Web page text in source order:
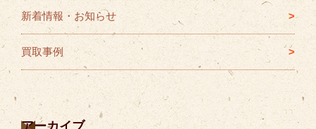
新着情報・お知らせ
買取事例
アーカイブ